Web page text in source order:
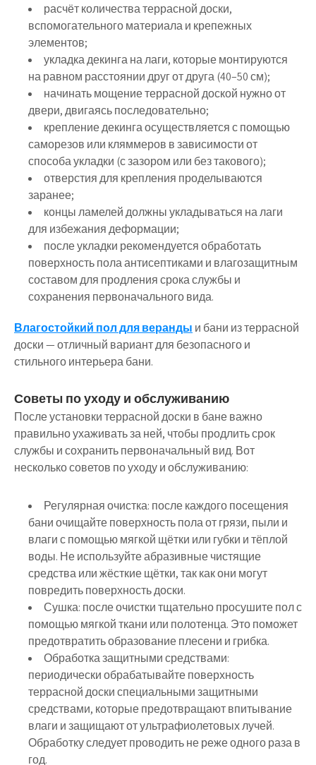
расчёт количества террасной доски,
вспомогательного материала и крепежных
элементов;
укладка декинга на лаги, которые монтируются
на равном расстоянии друг от друга (40–50 см);
начинать мощение террасной доской нужно от
двери, двигаясь последовательно;
крепление декинга осуществляется с помощью
саморезов или кляммеров в зависимости от
способа укладки (с зазором или без такового);
отверстия для крепления проделываются
заранее;
концы ламелей должны укладываться на лаги
для избежания деформации;
после укладки рекомендуется обработать
поверхность пола антисептиками и влагозащитным
составом для продления срока службы и
сохранения первоначального вида.
Влагостойкий пол для веранды и бани из террасной
доски — отличный вариант для безопасного и
стильного интерьера бани.
Советы по уходу и обслуживанию
После установки террасной доски в бане важно
правильно ухаживать за ней, чтобы продлить срок
службы и сохранить первоначальный вид. Вот
несколько советов по уходу и обслуживанию:
Регулярная очистка: после каждого посещения
бани очищайте поверхность пола от грязи, пыли и
влаги с помощью мягкой щётки или губки и тёплой
воды. Не используйте абразивные чистящие
средства или жёсткие щётки, так как они могут
повредить поверхность доски.
Сушка: после очистки тщательно просушите пол с
помощью мягкой ткани или полотенца. Это поможет
предотвратить образование плесени и грибка.
Обработка защитными средствами:
периодически обрабатывайте поверхность
террасной доски специальными защитными
средствами, которые предотвращают впитывание
влаги и защищают от ультрафиолетовых лучей.
Обработку следует проводить не реже одного раза в
год.